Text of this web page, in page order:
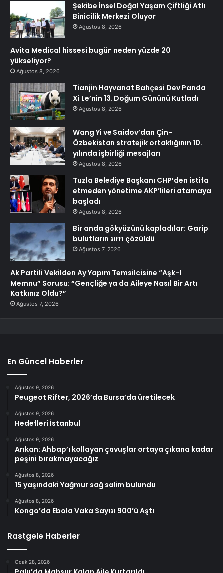
Şekibe İnsel Doğal Yaşam Çiftliği Atlı
Binicilik Merkezi Oluyor
Ağustos 8, 2026
Avita Medical hissesi bugün neden yüzde 20
yükseliyor?
Ağustos 8, 2026
Tianjin Hayvanat Bahçesi Dev Panda
Xi Le’nin 13. Doğum Gününü Kutladı
Ağustos 8, 2026
Wang Yi ve Saidov’dan Çin-
Özbekistan stratejik ortaklığının 10.
yılında işbirliği mesajları
Ağustos 8, 2026
Tuzla Belediye Başkanı CHP’den istifa
etmeden yönetime AKP’lileri atamaya
başladı
Ağustos 8, 2026
Bir anda gökyüzünü kapladılar: Garip
bulutların sırrı çözüldü
Ağustos 7, 2026
Ak Partili Vekilden Ay Yapım Temsilcisine “Aşk-I
Memnu” Sorusu: “Gençliğe ya da Aileye Nasıl Bir Artı
Katkınız Oldu?”
Ağustos 7, 2026
En Güncel Haberler
Ağustos 9, 2026
Peugeot Rifter, 2026’da Bursa’da üretilecek
Ağustos 9, 2026
Hedefleri İstanbul
Ağustos 9, 2026
Arıkan: Ahbap’ı kollayan çavuşlar ortaya çıkana kadar
peşini bırakmayacağız
Ağustos 8, 2026
15 yaşındaki Yağmur sağ salim bulundu
Ağustos 8, 2026
Kongo’da Ebola Vaka Sayısı 900’ü Aştı
Rastgele Haberler
Ocak 28, 2026